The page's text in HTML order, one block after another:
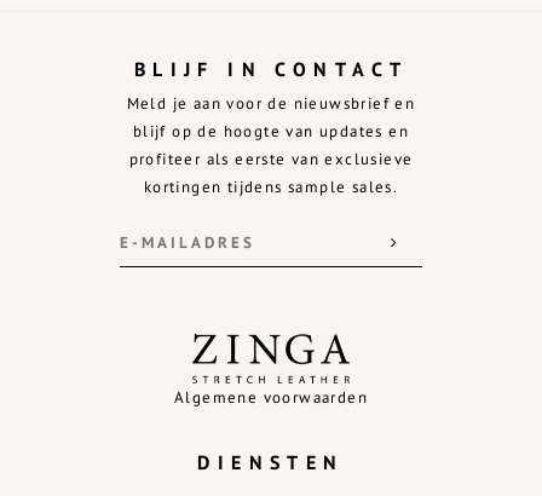
Algemene voorwaarden
DIENSTEN
BLIJF IN CONTACT
Meld je aan voor de nieuwsbrief en
blijf op de hoogte van updates en
profiteer als eerste van exclusieve
kortingen tijdens sample sales.